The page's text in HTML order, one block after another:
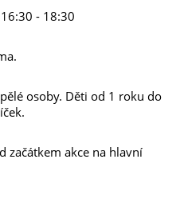
- 18:30
osoby. Děti od 1 roku do
začátkem akce na hlavní